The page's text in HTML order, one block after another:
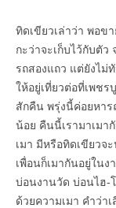
ทิดเขียวเล่าว่า พอข
กะว่าจะเก็บไว้กับตัว
รถสองแถว แต่ยังไม่
ให้อยู่เที่ยวต่อที่เพช
สักคืน พรุ่งนี้ค่อยหาร
น้อย คืนนี้เรามาเมา
เมา มีหรือทิดเขียวจ
เพื่อนก็เมากันอยู่ใน
บ่อนงานวัด บ่อนไฮ-
ด้วยความเมา คำว่า